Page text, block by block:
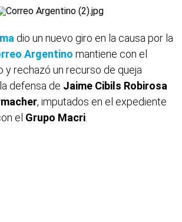
dio un nuevo giro en la causa por la
Argentino mantiene con el
y rechazó un recurso de queja
defensa de Jaime Cibils Robirosa
, imputados en el expediente
el Grupo Macri